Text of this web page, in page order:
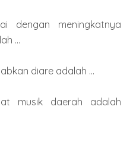
dengan meningkatnya
...
diare adalah ...
musik daerah adalah